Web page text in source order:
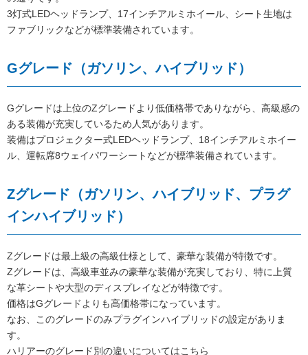
3灯式LEDヘッドランプ、17インチアルミホイール、シート生地は
ファブリックなどが標準装備されています。
Gグレード（ガソリン、ハイブリッド）
Gグレードは上位のZグレードより低価格帯でありながら、高級感の
ある装備が充実しているため人気があります。
装備はプロジェクター式LEDヘッドランプ、18インチアルミホイー
ル、運転席8ウェイパワーシートなどが標準装備されています。
Zグレード（ガソリン、ハイブリッド、プラグ
インハイブリッド）
Zグレードは最上級の高級仕様として、豪華な装備が特徴です。
Zグレードは、高級車並みの豪華な装備が充実しており、特に上質
な革シートや大型のディスプレイなどが特徴です。
価格はGグレードよりも高価格帯になっています。
なお、このグレードのみプラグインハイブリッドの設定がありま
す。
ハリアーのグレード別の違いについてはこちら